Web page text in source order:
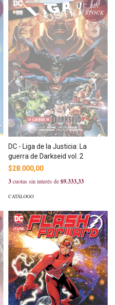
SIN
STOCK
DC - Liga de la Justicia: La
guerra de Darkseid vol. 2
$28.000,00
3cuotas sin interés de$9.333,33
CATÁLOGO